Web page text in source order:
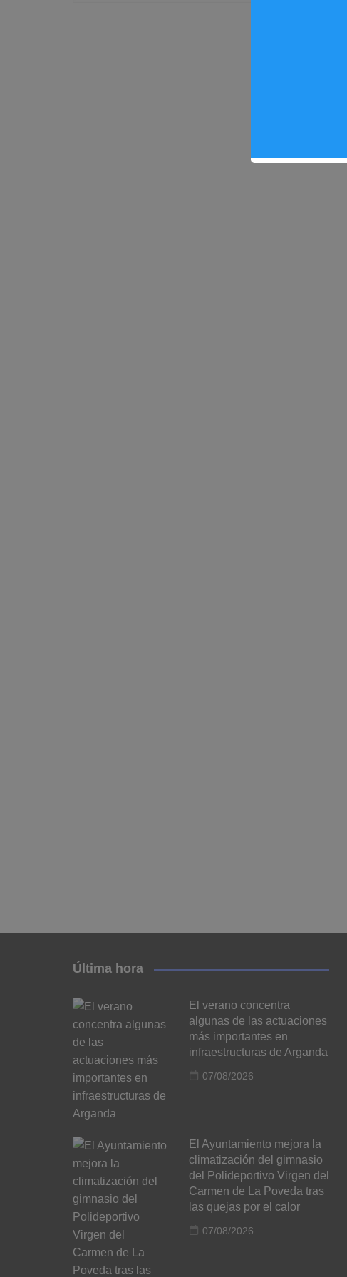
Última hora
El verano concentra
algunas de las actuaciones
más importantes en
infraestructuras de Arganda
07/08/2026
El Ayuntamiento mejora la
climatización del gimnasio
del Polideportivo Virgen del
Carmen de La Poveda tras
las quejas por el calor
07/08/2026